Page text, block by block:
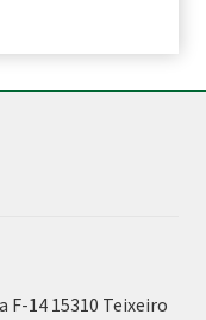
F-14 15310 Teixeiro